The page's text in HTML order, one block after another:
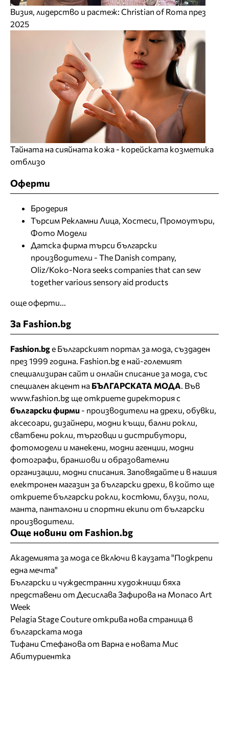
Визия, лидерство и растеж: Christian of Roma през
2025
Тайната на сияйната кожа - корейската козметика
отблизо
Оферти
Бродерия
Търсим Рекламни Лица, Хостеси, Промоутъри,
Фото Модели
Датска фирма търси български
производители - The Danish company,
Oliz/Koko-Nora seeks companies that can sew
together various sensory aid products
още оферти...
За Fashion.bg
Fashion.bgе Българският портал за мода, създаден
през 1999 година. Fashion.bg е най-големият
специализиран сайт и онлайн списание за мода, със
специален акцент на БЪЛГАРСКАТА МОДА . Във
www.fashion.bg ще откриетедиректорияс
български фирми - производители на дрехи, обувки,
аксесоари, дизайнери, модни къщи, бални рокли
сватбени рокли , търговци и дистрибутори,
фотомодели и манекени, модни агенции, модни
фотографи, браншови и образователни
организации, модни списания. Заповядайте и в нашия
електронен магазин за български дрехи , в който ще
откриете български рокли , костюми, блузи, поли,
манта, панталони и спортни екипи от български
производители.
Още новини от Fashion.bg
Академията за мода се включи в каузата "Подкрепи
една мечта"
Български и чуждестранни художници бяха
представени от Десислава Зафирова на Monaco Art
Week
Pelagia Stage Couture открива нова страница в
българската мода
Тифани Стефанова от Варна е новата Мис
Абитуриентка